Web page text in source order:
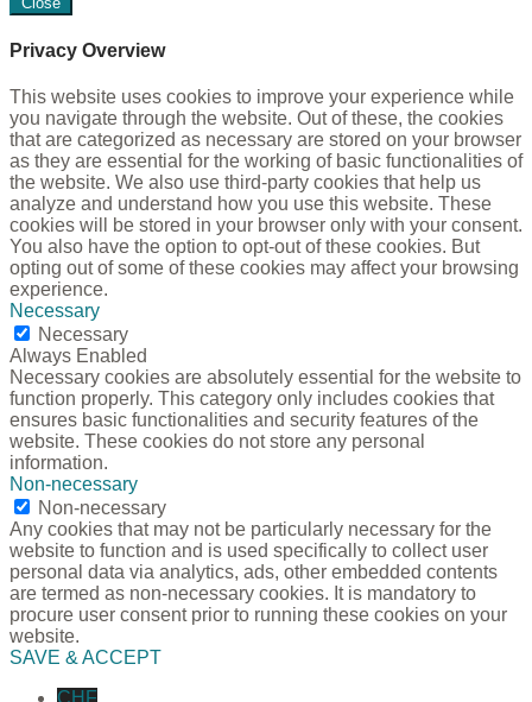
Privacy Overview
This website uses cookies to improve your experience while
you navigate through the website. Out of these, the cookies
that are categorized as necessary are stored on your browser
as they are essential for the working of basic functionalities of
the website. We also use third-party cookies that help us
analyze and understand how you use this website. These
cookies will be stored in your browser only with your consent.
You also have the option to opt-out of these cookies. But
opting out of some of these cookies may affect your browsing
experience.
Necessary
Necessary
Always Enabled
Necessary cookies are absolutely essential for the website to
function properly. This category only includes cookies that
ensures basic functionalities and security features of the
website. These cookies do not store any personal
information.
Non-necessary
Non-necessary
Any cookies that may not be particularly necessary for the
website to function and is used specifically to collect user
personal data via analytics, ads, other embedded contents
are termed as non-necessary cookies. It is mandatory to
procure user consent prior to running these cookies on your
website.
SAVE & ACCEPT